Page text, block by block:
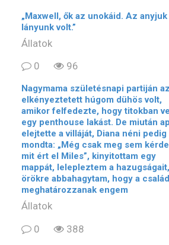
„Maxwell, ők az unokáid. Az anyjuk
lányunk volt.”
Állatok
0
96
Nagymama születésnapi partiján az
elkényeztetett húgom dühös volt,
amikor felfedezte, hogy titokban
egy penthouse lakást. De miután
elejtette a villáját, Diana néni pedig
mondta: „Még csak meg sem
mit ért el Miles”, kinyitottam egy
mappát, lelepleztem a
örökre abbahagytam, hogy a
meghatározzanak engem
Állatok
0
388